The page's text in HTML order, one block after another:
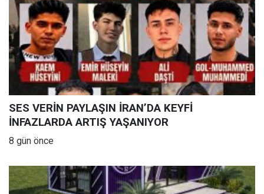
SES VERİN PAYLAŞIN İRAN’DA KEYFİ
İNFAZLARDA ARTIŞ YAŞANIYOR
8 gün önce